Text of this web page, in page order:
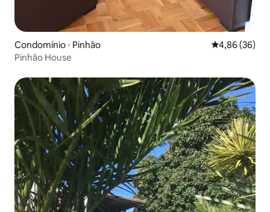
Condomínio ⋅ Pinhão 4,86 de uma
4,86 (36)
Pinhão House